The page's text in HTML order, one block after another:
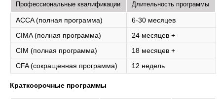
Профессиональные квалификации Длительность программы
ACCA (полная программа)
6-30 месяцев
CIMA (полная программа)
24 месяцев +
CIM (полная программа)
18 месяцев +
CFA (сокращенная программа)
12 недель
Краткосрочные программы